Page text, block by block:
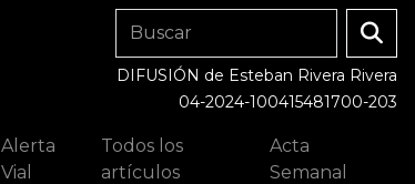
DIFUSIÓN de Esteban Rivera Rivera
04-2024-100415481700-203
Alerta
Vial
Todos los
artículos
Acta
Semanal